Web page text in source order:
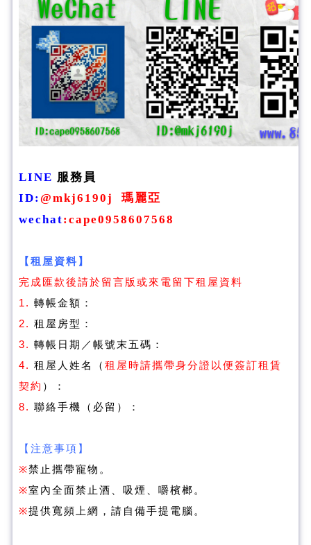
LINE 服務員
ID: @mkj6190j
瑪麗亞
wechat:cape0958607568
【租屋資料】
完成匯款後請於留言版或來電留下租屋資料
1. 轉帳金額：
2. 租屋房型：
3. 轉帳日期／帳號末五碼：
4. 租屋人姓名（ 租屋時請攜帶身分證以便簽訂租賃
契約 ）：
8. 聯絡手機（必留）：
【注意事項】
※禁止攜帶寵物。
※室內全面禁止酒、吸煙、嚼檳榔。
※提供寬頻上網，請自備手提電腦。